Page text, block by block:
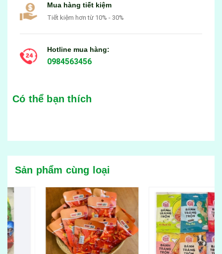
Mua hàng tiết kiệm
Tiết kiệm hơn từ 10% - 30%
Hotline mua hàng:
0984563456
Có thể bạn thích
Sản phẩm cùng loại